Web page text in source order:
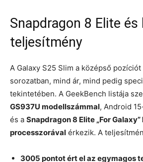
Snapdragon 8 Elite és
teljesítmény
A Galaxy S25 Slim a középső
sorozatban, mind ár, mind pedig
tekintetében. A GeekBench listája
GS937U modellszámmal, Android
és a Snapdragon 8 Elite „For
processzorával érkezik. A
3005 pontot ért el az egymagos